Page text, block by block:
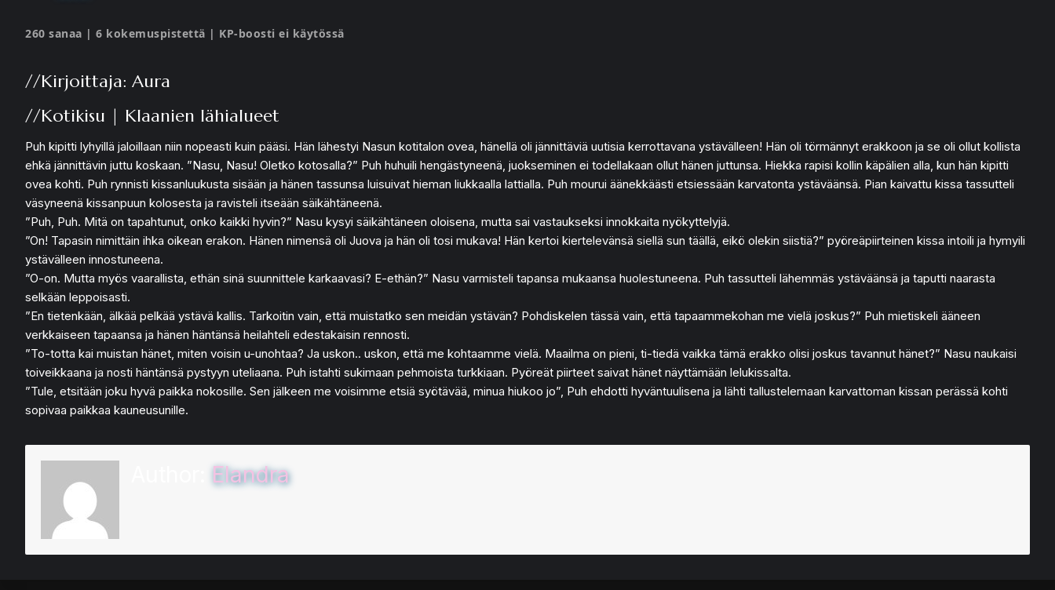
260 sanaa | 6 kokemuspistettä | KP-boosti ei käytössä
//Kirjoittaja: Aura
//Kotikisu | Klaanien lähialueet
Puh kipitti lyhyillä jaloillaan niin nopeasti kuin pääsi. Hän lähestyi Nasun kotitalon ovea, hänellä oli jännittäviä uutisia kerrottavana ystävälleen! Hän oli törmännyt erakkoon ja se oli ollut kollista
ehkä jännittävin juttu koskaan. ”Nasu, Nasu! Oletko kotosalla?” Puh huhuili hengästyneenä, juokseminen ei todellakaan ollut hänen juttunsa. Hiekka rapisi kollin käpälien alla, kun hän kipitti
ovea kohti. Puh rynnisti kissanluukusta sisään ja hänen tassunsa luisuivat hieman liukkaalla lattialla. Puh mourui äänekkäästi etsiessään karvatonta ystäväänsä. Pian kaivattu kissa tassutteli
väsyneenä kissanpuun kolosesta ja ravisteli itseään säikähtäneenä.
”Puh, Puh. Mitä on tapahtunut, onko kaikki hyvin?” Nasu kysyi säikähtäneen oloisena, mutta sai vastaukseksi innokkaita nyökyttelyjä.
”On! Tapasin nimittäin ihka oikean erakon. Hänen nimensä oli Juova ja hän oli tosi mukava! Hän kertoi kiertelevänsä siellä sun täällä, eikö olekin siistiä?” pyöreäpiirteinen kissa intoili ja hymyili
ystävälleen innostuneena.
”O-on. Mutta myös vaarallista, ethän sinä suunnittele karkaavasi? E-ethän?” Nasu varmisteli tapansa mukaansa huolestuneena. Puh tassutteli lähemmäs ystäväänsä ja taputti naarasta
selkään leppoisasti.
”En tietenkään, älkää pelkää ystävä kallis. Tarkoitin vain, että muistatko sen meidän ystävän? Pohdiskelen tässä vain, että tapaammekohan me vielä joskus?” Puh mietiskeli ääneen
verkkaiseen tapaansa ja hänen häntänsä heilahteli edestakaisin rennosti.
”To-totta kai muistan hänet, miten voisin u-unohtaa? Ja uskon.. uskon, että me kohtaamme vielä. Maailma on pieni, ti-tiedä vaikka tämä erakko olisi joskus tavannut hänet?” Nasu naukaisi
toiveikkaana ja nosti häntänsä pystyyn uteliaana. Puh istahti sukimaan pehmoista turkkiaan. Pyöreät piirteet saivat hänet näyttämään lelukissalta.
”Tule, etsitään joku hyvä paikka nokosille. Sen jälkeen me voisimme etsiä syötävää, minua hiukoo jo”, Puh ehdotti hyväntuulisena ja lähti tallustelemaan karvattoman kissan perässä kohti
sopivaa paikkaa kauneusunille.
Elandra